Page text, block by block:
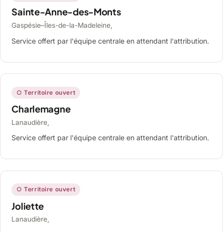
Sainte-Anne-des-Monts
Gaspésie–Îles-de-la-Madeleine,
Service offert par l'équipe centrale en attendant l'attribution.
○ Territoire ouvert
Charlemagne
Lanaudière,
Service offert par l'équipe centrale en attendant l'attribution.
○ Territoire ouvert
Joliette
Lanaudière,